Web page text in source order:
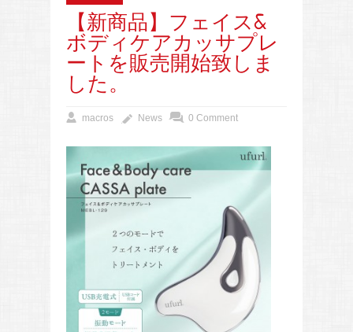
【新商品】フェイス&
ボディケアカッサプレ
ートを販売開始致しま
した。
macros News 0 Comment